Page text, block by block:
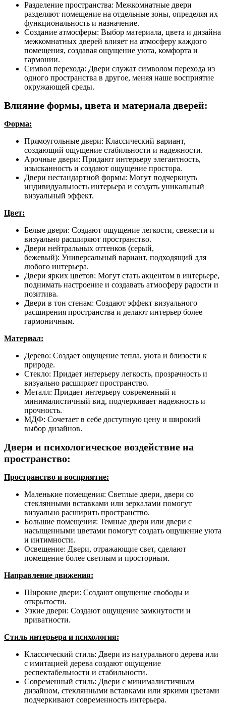
Разделение пространства: Межкомнатные двери
разделяют помещение на отдельные зоны, определяя их
функциональность и назначение.
Создание атмосферы: Выбор материала, цвета и дизайна
межкомнатных дверей влияет на атмосферу каждого
помещения, создавая ощущение уюта, комфорта и
гармонии.
Символ перехода: Двери служат символом перехода из
одного пространства в другое, меняя наше восприятие
окружающей среды.
Влияние формы, цвета и материала дверей:
Форма:
Прямоугольные двери: Классический вариант,
создающий ощущение стабильности и надежности.
Арочные двери: Придают интерьеру элегантность,
изысканность и создают ощущение простора.
Двери нестандартной формы: Могут подчеркнуть
индивидуальность интерьера и создать уникальный
визуальный эффект.
Цвет:
Белые двери: Создают ощущение легкости, свежести и
визуально расширяют пространство.
Двери нейтральных оттенков (серый,
бежевый): Универсальный вариант, подходящий для
любого интерьера.
Двери ярких цветов: Могут стать акцентом в интерьере,
поднимать настроение и создавать атмосферу радости и
позитива.
Двери в тон стенам: Создают эффект визуального
расширения пространства и делают интерьер более
гармоничным.
Материал:
Дерево: Создает ощущение тепла, уюта и близости к
природе.
Стекло: Придает интерьеру легкость, прозрачность и
визуально расширяет пространство.
Металл: Придает интерьеру современный и
минималистичный вид, подчеркивает надежность и
прочность.
МДФ: Сочетает в себе доступную цену и широкий
выбор дизайнов.
Двери и психологическое воздействие на
пространство:
Пространство и восприятие:
Маленькие помещения: Светлые двери, двери со
стеклянными вставками или зеркалами помогут
визуально расширить пространство.
Большие помещения: Темные двери или двери с
насыщенными цветами помогут создать ощущение уюта
и интимности.
Освещение: Двери, отражающие свет, сделают
помещение более светлым и просторным.
Направление движения:
Широкие двери: Создают ощущение свободы и
открытости.
Узкие двери: Создают ощущение замкнутости и
приватности.
Стиль интерьера и психология:
Классический стиль: Двери из натурального дерева или
с имитацией дерева создают ощущение
респектабельности и стабильности.
Современный стиль: Двери с минималистичным
дизайном, стеклянными вставками или яркими цветами
подчеркивают современность интерьера.